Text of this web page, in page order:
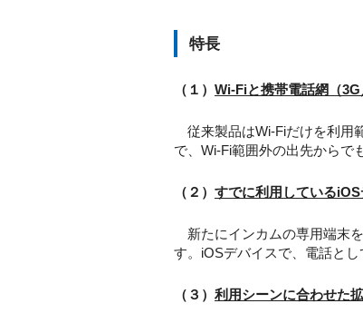
特長
（１） Wi-Fiと携帯電話網（
従来製品はWi-Fiだけを利用
で、Wi-Fi範囲外の出先からで
（２） すでに利用している
新たにインカムの専用端末
す。iOSデバイスで、電話と
（３） 利用シーンに合わせた